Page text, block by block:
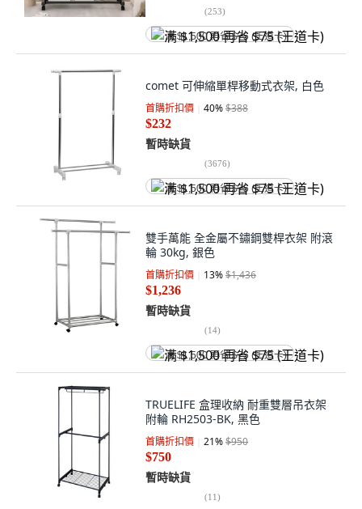
(253)
满 $1,500 再省 $75 (王道卡)
comet 可伸縮單桿移動式衣架, 白色
首購折扣價 40%$388
$232
暫時缺貨
(3676)
满 $1,500 再省 $75 (王道卡)
雙手萬能 全金屬不鏽鋼雙桿衣架 附滾
輪 30kg, 銀色
首購折扣價 13%$1,436
$1,236
暫時缺貨
(14)
满 $1,500 再省 $75 (王道卡)
TRUELIFE 盒理收納 耐重雙層吊衣架
附輪 RH2503-BK, 黑色
首購折扣價 21%$950
$750
暫時缺貨
(11)